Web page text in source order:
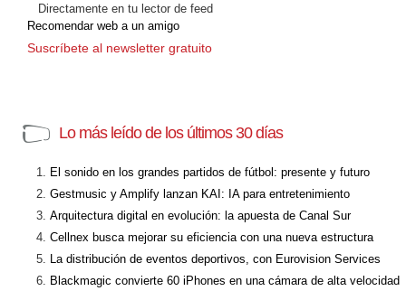
Directamente en tu lector de feed
Recomendar web a un amigo
Suscríbete al newsletter gratuito
Lo más leído de los últimos 30 días
El sonido en los grandes partidos de fútbol: presente y futuro
Gestmusic y Amplify lanzan KAI: IA para entretenimiento
Arquitectura digital en evolución: la apuesta de Canal Sur
Cellnex busca mejorar su eficiencia con una nueva estructura
La distribución de eventos deportivos, con Eurovision Services
Blackmagic convierte 60 iPhones en una cámara de alta velocidad